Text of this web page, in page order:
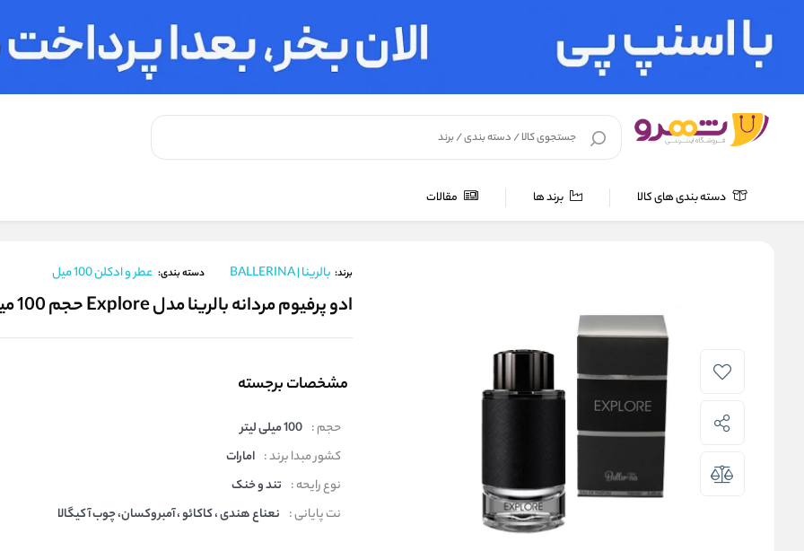
دسته بندی های کالا برند ها مقالات
عطر و اسپری عطر و ادکلن 100 میل /
برند: بالرینا | BALLERINA دسته بندی: عطر و ادکلن 100 میل
ادو پرفیوم مردانه بالرینا مدل Explore حجم 100 میلی لیتر
مشخصات برجسته
حجم : 100 میلی لیتر
کشور مبدا برند : امارات
نوع رایحه : تند و خنک
نت پایانی : نعناع هندی ، کاکائو ، آمبروکسان، چوب آکیگالا